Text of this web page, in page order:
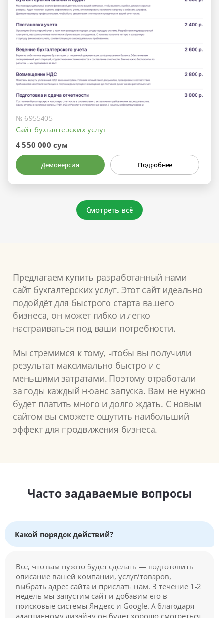
№ 6955405
Сайт бухгалтерских услуг
4 550 000 сум
Демоверсия Подробнее
Смотреть всё
Предлагаем купить разработанный нами
сайт бухгалтерских услуг. Этот сайт идеально
подойдёт для быстрого старта вашего
бизнеса, он может гибко и легко
настраиваться под ваши потребности.
Мы стремимся к тому, чтобы вы получили
результат максимально быстро и с
меньшими затратами. Поэтому отработали
за годы каждый нюанс запуска. Вам не нужно
будет платить много и долго ждать. С новым
сайтом вы сможете ощутить наибольший
эффект для продвижения бизнеса.
Часто задаваемые вопросы
Какой порядок действий?
Все, что вам нужно будет сделать — подготовить
описание вашей компании, услуг/товаров,
выбрать адрес сайта и прислать нам. В течение 1-2
недель мы запустим сайт и добавим его в
поисковые системы Яндекс и Google. А благодаря
адаптивному дизайну он будет хорошо смотреться